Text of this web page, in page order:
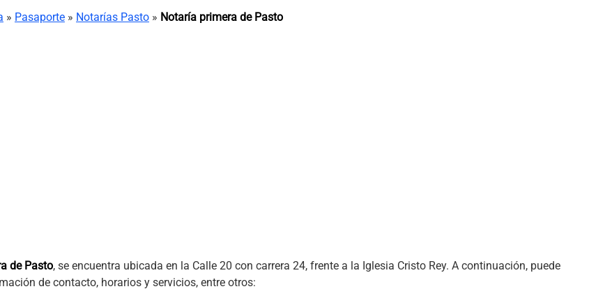
» Pasaporte » Notarías Pasto » Notaría primera de Pasto
de Pasto, se encuentra ubicada en la Calle 20 con carrera 24, frente a la Iglesia Cristo Rey. A continuación, puede
de contacto, horarios y servicios, entre otros: